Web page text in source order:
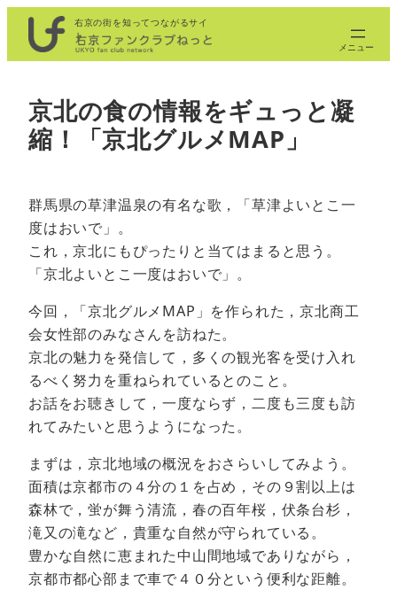
を
右京の街を知ってつながるサイ
ト
京北の食の情報をギュっと凝
縮！「京北グルメMAP」
群馬県の草津温泉の有名な歌，「草津よいとこ一
度はおいで」。
これ，京北にもぴったりと当てはまると思う。
「京北よいとこ一度はおいで」。
今回，「京北グルメMAP」を作られた，京北商工
会女性部のみなさんを訪ねた。
京北の魅力を発信して，多くの観光客を受け入れ
るべく努力を重ねられているとのこと。
お話をお聴きして，一度ならず，二度も三度も訪
れてみたいと思うようになった。
まずは，京北地域の概況をおさらいしてみよう。
面積は京都市の４分の１を占め，その９割以上は
森林で，蛍が舞う清流，春の百年桜，伏条台杉，
滝又の滝など，貴重な自然が守られている。
豊かな自然に恵まれた中山間地域でありながら，
京都市都心部まで車で４０分という便利な距離。